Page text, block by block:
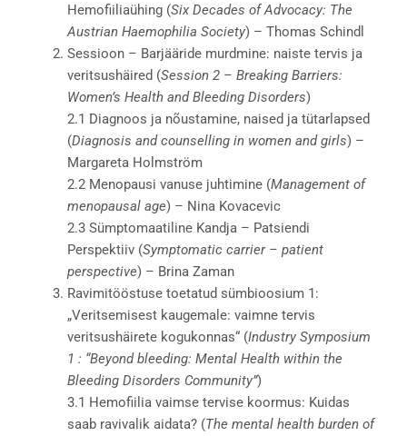
Hemofiiliaühing (Six Decades of Advocacy: The
Austrian Haemophilia Society) – Thomas Schindl
Sessioon – Barjääride murdmine: naiste tervis ja
veritsushäired (Session 2 – Breaking Barriers:
Women’s Health and Bleeding Disorders)
2.1 Diagnoos ja nõustamine, naised ja tütarlapsed
(Diagnosis and counselling in women and girls) –
Margareta Holmström
2.2 Menopausi vanuse juhtimine (Management of
menopausal age) – Nina Kovacevic
2.3 Sümptomaatiline Kandja – Patsiendi
Perspektiiv (Symptomatic carrier – patient
perspective) – Brina Zaman
Ravimitööstuse toetatud sümbioosium 1:
„Veritsemisest kaugemale: vaimne tervis
veritsushäirete kogukonnas“ (Industry Symposium
1 : “Beyond bleeding: Mental Health within the
Bleeding Disorders Community”)
3.1 Hemofiilia vaimse tervise koormus: Kuidas
saab ravivalik aidata? (The mental health burden of